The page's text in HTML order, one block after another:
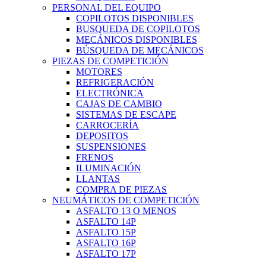
PERSONAL DEL EQUIPO
COPILOTOS DISPONIBLES
BUSQUEDA DE COPILOTOS
MECÁNICOS DISPONIBLES
BÚSQUEDA DE MECÁNICOS
PIEZAS DE COMPETICIÓN
MOTORES
REFRIGERACIÓN
ELECTRÓNICA
CAJAS DE CAMBIO
SISTEMAS DE ESCAPE
CARROCERÍA
DEPOSITOS
SUSPENSIONES
FRENOS
ILUMINACIÓN
LLANTAS
COMPRA DE PIEZAS
NEUMÁTICOS DE COMPETICIÓN
ASFALTO 13 O MENOS
ASFALTO 14P
ASFALTO 15P
ASFALTO 16P
ASFALTO 17P